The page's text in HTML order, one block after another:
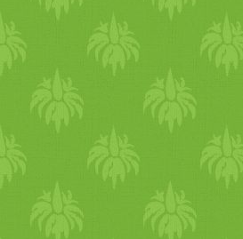
pár csepp
palacsintákat a
módon. A kész
melegen
is kisütjük.